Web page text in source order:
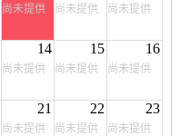
尚未提供 尚未提供 尚未提供
14
尚未提供
15
尚未提供
16
尚未提供
21
尚未提供
22
尚未提供
23
尚未提供